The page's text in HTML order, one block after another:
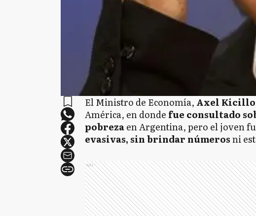
El Ministro de Economía, Axel
América, en donde fue consultado
pobrezaen Argentina, pero el joven
evasivas, sin brindar númerosni
Ads